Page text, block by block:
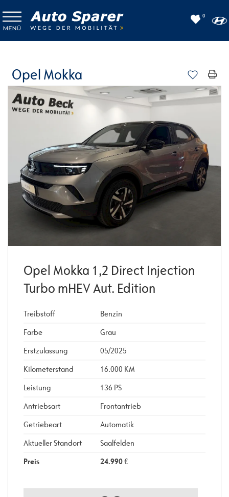
0
Opel Mokka
Opel Mokka 1,2 Direct Injection
Turbo mHEV Aut. Edition
Treibstoff
Benzin
Farbe
Grau
Erstzulassung
05/2025
Kilometerstand
16.000 KM
Leistung
136 PS
Antriebsart
Frontantrieb
Getriebeart
Automatik
Aktueller Standort
Saalfelden
Preis
24.990€